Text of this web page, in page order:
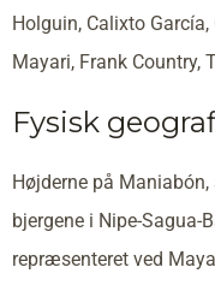
Holguin, Calixto
Mayari, Frank Country,
Fysisk
Højderne på
bjergene i Nipe-Sagua-
repræsenteret ved